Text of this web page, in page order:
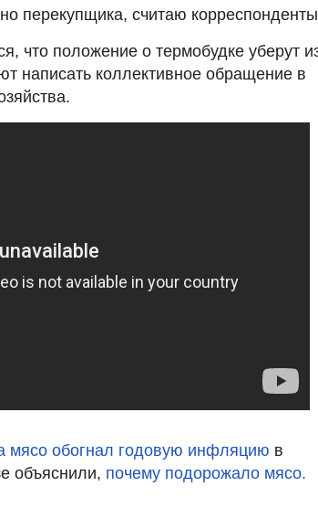
перекупщика, считаю
что положение о термобудке уберут
написать коллективное обращение в
мясо обогнал годовую инфляцию в
объяснили, почему подорожало мясо.